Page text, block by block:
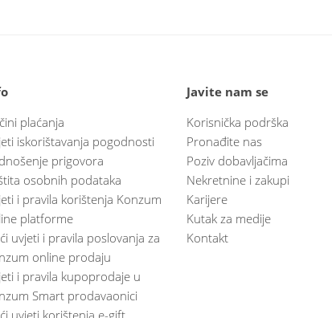
plaćanja
iskorištavanja pogodnosti
prigovora
osobnih podataka
i pravila korištenja Konzum
platforme
uvjeti i pravila poslovanja za
online prodaju
i pravila kupoprodaje u
Smart prodavaonici
uvjeti korištenja e-gift
Javite nam se
Korisnička podrška
Pronađite nas
Poziv dobavljačima
Nekretnine i zakupi
Karijere
Kutak za medije
Kontakt